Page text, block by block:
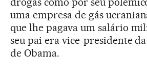
uma empresa de gás
que lhe pagava um salário
seu pai era vice-presidente
de Obama.